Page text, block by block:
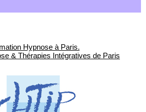
Hypnose à Paris.
& Thérapies Intégratives de Paris